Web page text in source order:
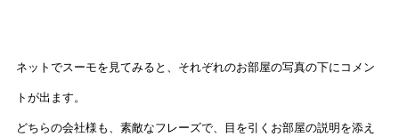
ネットでスーモを見てみると、それぞれのお部屋の写真の下にコメン
トが出ます。
どちらの会社様も、素敵なフレーズで、目を引くお部屋の説明を添え